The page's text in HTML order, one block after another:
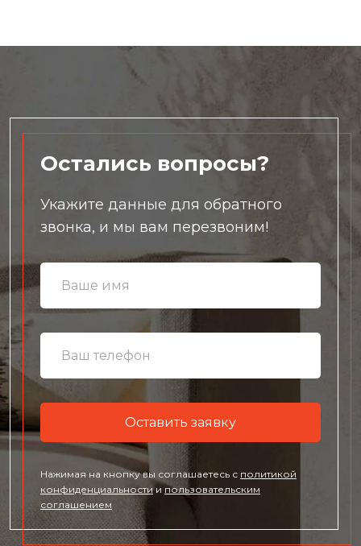
Остались вопросы?
Укажите данные для обратного
звонка, и мы вам перезвоним!
Оставить заявку
Нажимая на кнопку вы соглашаетесь с политикой
конфиденциальностии пользовательским
соглашением